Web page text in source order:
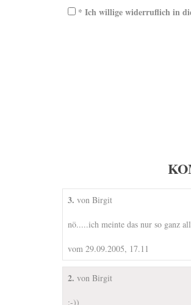
* Ich willige widerruflich in
3. von Birgit
nö.....ich meinte das nur so ganz
vom 29.09.2005, 17.11
2. von Birgit
:-))